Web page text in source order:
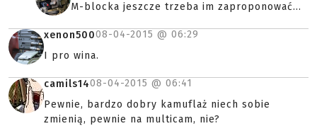
M-blocka jeszcze trzeba im zaproponować...
xenon50008-04-2015 @ 06:29
I pro wina.
camils1408-04-2015 @ 06:41
Pewnie, bardzo dobry kamuflaż niech sobie
zmienią, pewnie na multicam, nie?